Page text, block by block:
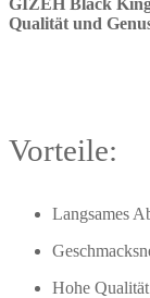
Qualität und
Vorteile:
Langsames
Hohe Qualität